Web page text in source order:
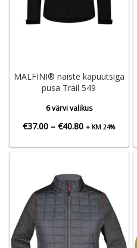
MALFINI® naiste kapuutsiga
pusa Trail 549
6 värvi valikus
€37.00 – €40.80Hinnavahemik:
€40.80
+ KM 24%